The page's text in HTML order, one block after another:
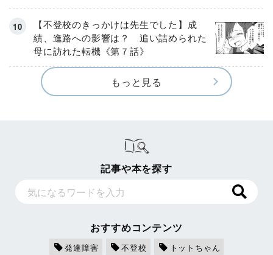
【不登校のきっかけは先生でした】成
績、進路への影響は？ 追い詰められた
母に訪れた転機《第７話》
もっと見る
記事や本を探す
おすすめコンテンツ
発達障害 不登校
トットちゃん